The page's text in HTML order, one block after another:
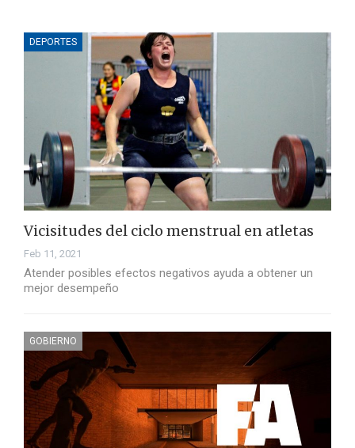
DEPORTES
Vicisitudes del ciclo menstrual en atletas
Feb 11, 2021
Atender posibles efectos negativos ayuda a obtener un
mejor desempeño
GOBIERNO